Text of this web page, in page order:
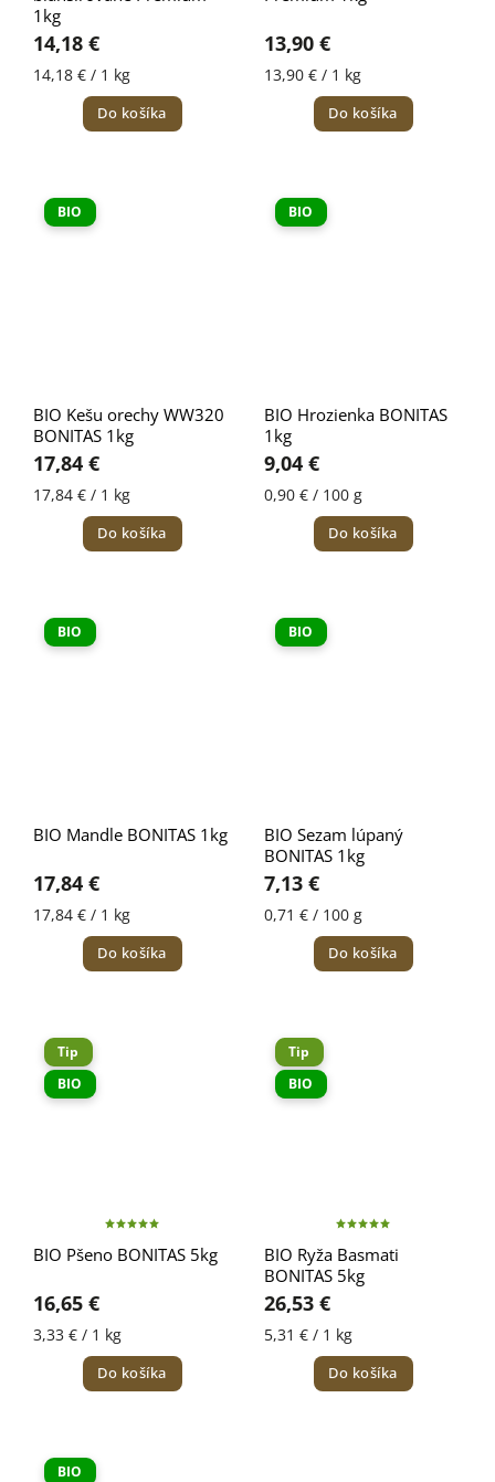
1kg
14,18 €
14,18 € / 1 kg
Do košíka
13,90 €
13,90 € / 1 kg
Do košíka
BIO
BIO Kešu orechy WW320
BONITAS 1kg
17,84 €
17,84 € / 1 kg
Do košíka
BIO
BIO Hrozienka BONITAS
1kg
9,04 €
0,90 € / 100 g
Do košíka
BIO
BIO Mandle BONITAS 1kg
17,84 €
17,84 € / 1 kg
Do košíka
BIO
BIO Sezam lúpaný
BONITAS 1kg
7,13 €
0,71 € / 100 g
Do košíka
Tip
BIO
BIO Pšeno BONITAS 5kg
16,65 €
3,33 € / 1 kg
Do košíka
Tip
BIO
BIO Ryža Basmati
BONITAS 5kg
26,53 €
5,31 € / 1 kg
Do košíka
BIO